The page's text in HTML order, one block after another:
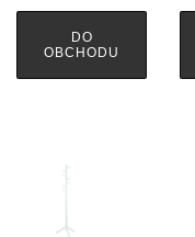
DO
OBCHODU